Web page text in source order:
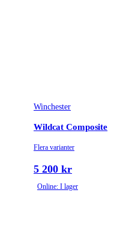
Winchester
Wildcat Composite
Flera varianter
5 200 kr
Online: I lager